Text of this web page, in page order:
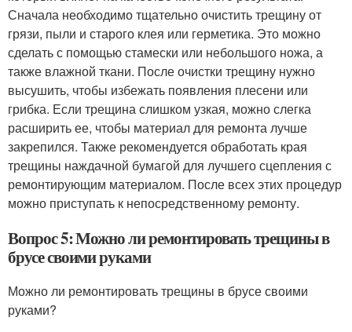
Сначала необходимо тщательно очистить трещину от
грязи, пыли и старого клея или герметика. Это можно
сделать с помощью стамески или небольшого ножа, а
также влажной ткани. После очистки трещину нужно
высушить, чтобы избежать появления плесени или
грибка. Если трещина слишком узкая, можно слегка
расширить ее, чтобы материал для ремонта лучше
закрепился. Также рекомендуется обработать края
трещины наждачной бумагой для лучшего сцепления с
ремонтирующим материалом. После всех этих процедур
можно приступать к непосредственному ремонту.
Вопрос 5: Можно ли ремонтировать трещины в
брусе своими руками
Можно ли ремонтировать трещины в брусе своими
руками?